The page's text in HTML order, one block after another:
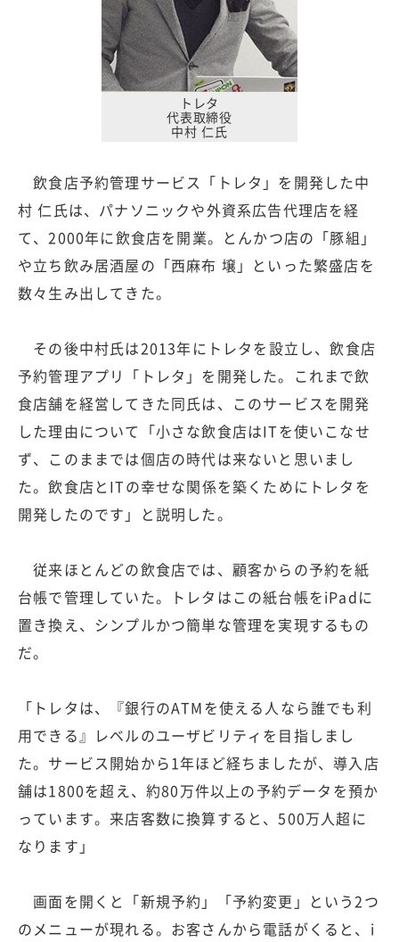
トレタ
代表取締役
中村 仁氏
飲食店予約管理サービス「トレタ」を開発した中
村 仁氏は、パナソニックや外資系広告代理店を経
て、2000年に飲食店を開業。とんかつ店の「豚組」
や立ち飲み居酒屋の「西麻布 壌」といった繁盛店を
数々生み出してきた。
その後中村氏は2013年にトレタを設立し、飲食店
予約管理アプリ「トレタ」を開発した。これまで飲
食店舗を経営してきた同氏は、このサービスを開発
した理由について「小さな飲食店はITを使いこなせ
ず、このままでは個店の時代は来ないと思いまし
た。飲食店とITの幸せな関係を築くためにトレタを
開発したのです」と説明した。
従来ほとんどの飲食店では、顧客からの予約を紙
台帳で管理していた。トレタはこの紙台帳をiPadに
置き換え、シンプルかつ簡単な管理を実現するもの
だ。
「トレタは、『銀行のATMを使える人なら誰でも利
用できる』レベルのユーザビリティを目指しまし
た。サービス開始から1年ほど経ちましたが、導入店
舗は1800を超え、約80万件以上の予約データを預か
っています。来店客数に換算すると、500万人超に
なります」
画面を開くと「新規予約」「予約変更」という2つ
のメニューが現れる。お客さんから電話がくると、i